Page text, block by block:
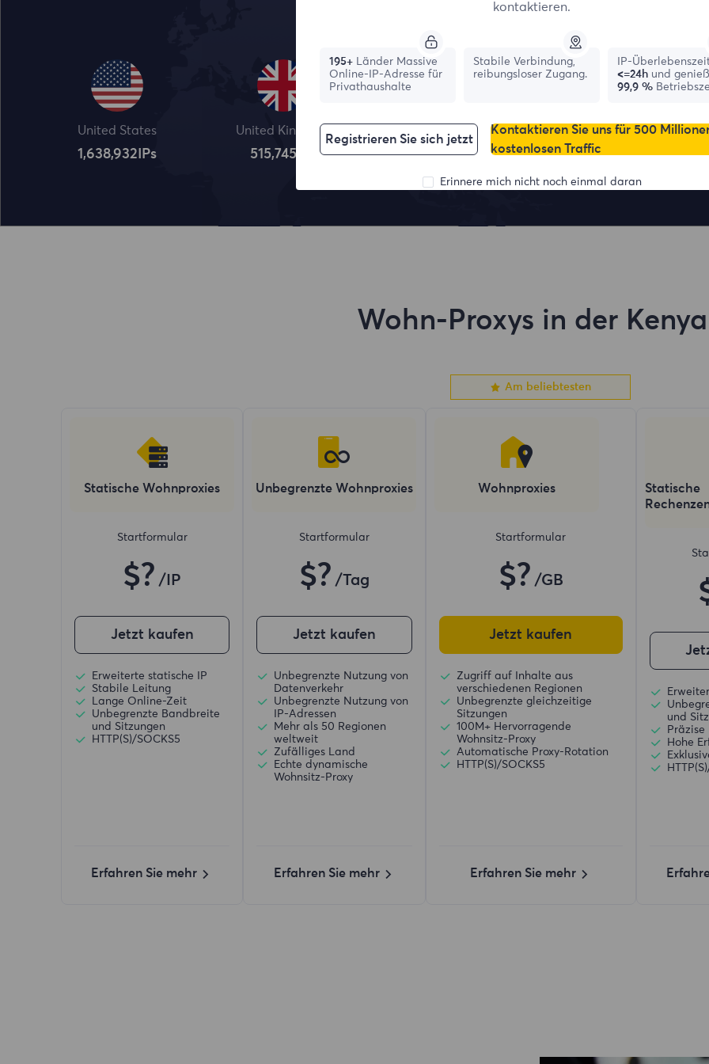
United States
1,638,932 IPs
United Kingdom
515,745 1,042,773IPs
Canada
331,148IPs
Wohn-Proxys in der Kenya
Am beliebtesten
Statische Wohnproxies
Startformular
$? /IP
Jetzt kaufen
Erweiterte statische IP
Stabile Leitung
Lange Online-Zeit
Unbegrenzte Bandbreite
und Sitzungen
HTTP(S)/SOCKS5
Erfahren Sie mehr
Unbegrenzte Wohnproxies
Startformular
$? /Tag
Jetzt kaufen
Unbegrenzte Nutzung von
Datenverkehr
Unbegrenzte Nutzung von
IP-Adressen
Mehr als 50 Regionen
weltweit
Zufälliges Land
Echte dynamische
Wohnsitz-Proxy
Erfahren Sie mehr
Wohnproxies
Startformular
$? /GB
Jetzt kaufen
Zugriff auf Inhalte aus
verschiedenen Regionen
Unbegrenzte gleichzeitige
Sitzungen
100M+ Hervorragende
Wohnsitz-Proxy
Automatische Proxy-Rotation
HTTP(S)/SOCKS5
Erfahren Sie mehr
Statische
und
Präzise
Hohe
kontaktieren.
195+ Länder Massive
Online-IP-Adresse für
Privathaushalte
Stabile Verbindung,
reibungsloser Zugang.
IP-
<=24h und
99,9 %
Registrieren Sie sich jetzt
Kontaktieren Sie uns für 500
kostenlosen Traffic
Erinnere mich nicht noch einmal daran